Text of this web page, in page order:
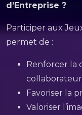
d’Entreprise ?
Participer aux
permet de :
Renforcer la
Favoriser la
Valoriser